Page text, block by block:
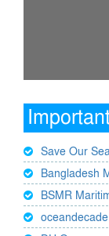
Save Our
Bangladesh
BSMR
oceandecade